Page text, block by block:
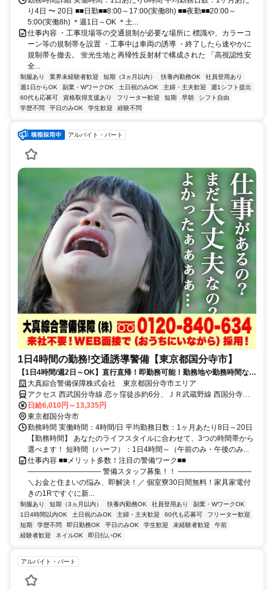
り4日 〜 20日 ■■日勤■■8:00～17:00(実働8h) ■■夜勤■■20:00～
5:00(実働8h) ＊週1日～OK ＊土...
仕事内容 ・工事現場等の交通規制が必要な場所に 標識や、カラーコ
ーン等の規制帯を設置 ・工事中は車両の誘導 ・終了したら速やかに
規制帯を撤去。 蛍光生地と再帰性反射材で構成された 「高視認性安
全...
制服あり 業界未経験者歓迎 短期（3ヵ月以内） 扶養内勤務OK
社員登用あり
週1日からOK
副業・WワークOK 土日祝のみOK 主婦・主夫歓迎
週1シフト提出
60代も応募可
資格取得支援あり フリーター歓迎 短期 早朝
シフト自由
学歴不問
平日のみOK 学生歓迎 経験不問
アルバイト・パート
1日4時間の勤務!交通誘導警備【東京都国分寺市】
【1日4時間/週2日～OK】直行直帰！即勤務可能！勤務地や勤務時間など
ライフスタイルに合わせて働ける
大真綜合警備保障株式会社 東京都国分寺市エリア
アクセス 西武国分寺線 恋ヶ窪徒歩約6分、ＪＲ武蔵野線 西国分寺北
口徒歩約15分、ＪＲ中央本線 国分寺北口徒歩約22分 東京都国分寺市
エリア(国分寺駅、西国分寺駅、武蔵小金井駅、国立駅、武蔵境駅)
日給6,010円～13,335円
東京都国分寺市
勤務時間 実働時間：4時間/日 平均勤務日数：1ヶ月あたり8日～20日
【勤務時間】 あなたのライフスタイルに合わせて、3つの時間帯から
選べます！ 短時間（ハーフ）：1日4時間～（午前のみ・午後のみ...
仕事内容 ■■メリット多数！注目の警備ワーク■■
―――――――――― 警備スタッフ募集！！ ――――――――――
＼お金と住まいの悩み、即解決！／ 個室寮30日間無料！家具家電付
きの1Rですぐに新...
制服あり 短期（3ヵ月以内） 扶養内勤務OK 社員登用あり
副業・WワークOK
1日4時間以内OK
土日祝のみOK 主婦・主夫歓迎 60代も応募可
フリーター歓迎
短期
学歴不問 即日勤務OK 平日のみOK 学生歓迎 未経験者歓迎
午前
経験者歓迎
ネイルOK 即日払いOK
アルバイト・パート